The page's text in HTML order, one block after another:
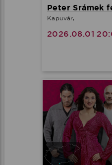
Peter Srámek
Kapuvár,
2026.08.01